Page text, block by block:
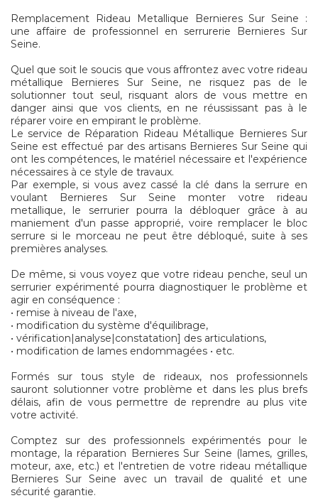
Remplacement Rideau Metallique Bernieres Sur Seine :
une affaire de professionnel en serrurerie Bernieres Sur
Seine.
Quel que soit le soucis que vous affrontez avec votre rideau
métallique Bernieres Sur Seine, ne risquez pas de le
solutionner tout seul, risquant alors de vous mettre en
danger ainsi que vos clients, en ne réussissant pas à le
réparer voire en empirant le problème.
Le service de Réparation Rideau Métallique Bernieres Sur
Seine est effectué par des artisans Bernieres Sur Seine qui
ont les compétences, le matériel nécessaire et l'expérience
nécessaires à ce style de travaux.
Par exemple, si vous avez cassé la clé dans la serrure en
voulant Bernieres Sur Seine monter votre rideau
metallique, le serrurier pourra la débloquer grâce à au
maniement d'un passe approprié, voire remplacer le bloc
serrure si le morceau ne peut être débloqué, suite à ses
premières analyses.
De même, si vous voyez que votre rideau penche, seul un
serrurier expérimenté pourra diagnostiquer le problème et
agir en conséquence :
• remise à niveau de l'axe,
• modification du système d'équilibrage,
• vérification|analyse|constatation] des articulations,
• modification de lames endommagées • etc.
Formés sur tous style de rideaux, nos professionnels
sauront solutionner votre problème et dans les plus brefs
délais, afin de vous permettre de reprendre au plus vite
votre activité.
Comptez sur des professionnels expérimentés pour le
montage, la réparation Bernieres Sur Seine (lames, grilles,
moteur, axe, etc.) et l'entretien de votre rideau métallique
Bernieres Sur Seine avec un travail de qualité et une
sécurité garantie.